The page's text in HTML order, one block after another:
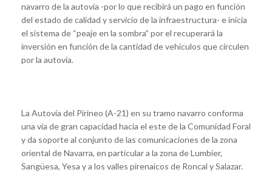
navarro de la autovía -por lo que recibirá un pago en función
del estado de calidad y servicio de la infraestructura- e inicia
el sistema de “peaje en la sombra” por el recuperará la
inversión en función de la cantidad de vehículos que circulen
por la autovía.
La Autovía del Pirineo (A-21) en su tramo navarro conforma
una vía de gran capacidad hacia el este de la Comunidad Foral
y da soporte al conjunto de las comunicaciones de la zona
oriental de Navarra, en particular a la zona de Lumbier,
Sangüesa, Yesa y a los valles pirenaicos de Roncal y Salazar.